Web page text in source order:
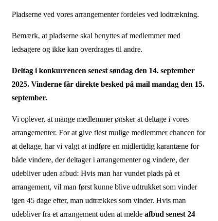
Pladserne ved vores arrangementer fordeles ved lodtrækning.
Bemærk, at pladserne skal benyttes af medlemmer med
ledsagere og ikke kan overdrages til andre.
Deltag i konkurrencen senest søndag den 14. september
2025. Vinderne får direkte besked på mail mandag den 15.
september.
Vi oplever, at mange medlemmer ønsker at deltage i vores
arrangementer. For at give flest mulige medlemmer chancen for
at deltage, har vi valgt at indføre en midlertidig karantæne for
både vindere, der deltager i arrangementer og vindere, der
udebliver uden afbud: Hvis man har vundet plads på et
arrangement, vil man først kunne blive udtrukket som vinder
igen 45 dage efter, man udtrækkes som vinder. Hvis man
udebliver fra et arrangement uden at melde afbud senest 24